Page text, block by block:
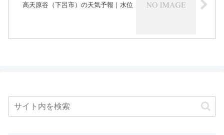
高天原谷（下呂市）の天気予報｜水位